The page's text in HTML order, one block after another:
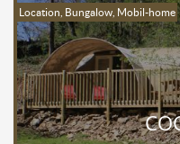
Location, Bungalow, Mobil-home